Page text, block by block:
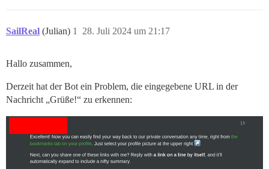
SailReal (Julian) 28. Juli 2024 um 21:17
1
Hallo zusammen,
Derzeit hat der Bot ein Problem, die eingegebene URL in der
Nachricht „Grüße!“ zu erkennen: